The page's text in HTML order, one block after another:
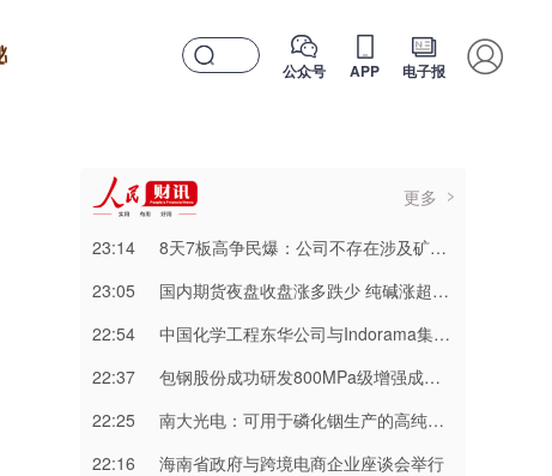
公众号 APP 电子报
更多
23:14
8天7板高争民爆：公司不存在涉及矿山资产注入和重大资产重组的具体计划
23:05
国内期货夜盘收盘涨多跌少 纯碱涨超3%
22:54
中国化学工程东华公司与Indorama集团正式签署安阳清洁制气示范项目EPC合同
22:37
包钢股份成功研发800MPa级增强成形性稀土热轧汽车钢
22:25
南大光电：可用于磷化铟生产的高纯三甲基铟产能目前约为2吨/年
22:16
海南省政府与跨境电商企业座谈会举行